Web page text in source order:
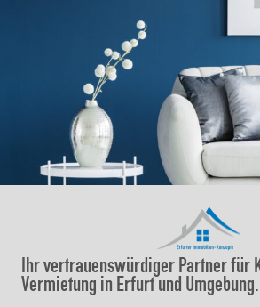
Ihr vertrauenswürdiger Partner für
Vermietung in Erfurt und Umgebung.